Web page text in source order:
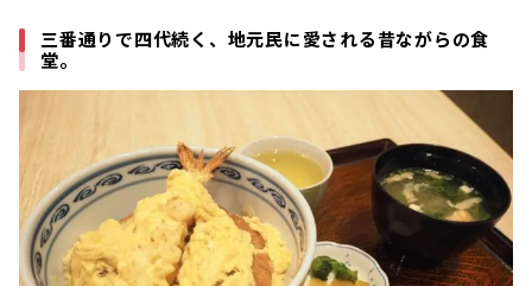
三番通りで四代続く、地元民に愛される昔ながらの食
堂。